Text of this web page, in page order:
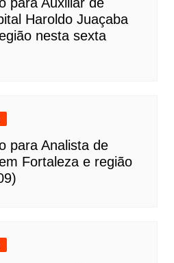
Haroldo Juaçaba
nesta sexta
para Analista de
Fortaleza e região